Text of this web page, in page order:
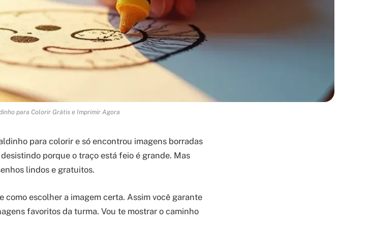
para Colorir Grátis e Imprimir Agora
para colorir e só encontrou imagens borradas
porque o traço está feio é grande. Mas
lindos e gratuitos.
como escolher a imagem certa. Assim você garante
favoritos da turma. Vou te mostrar o caminho